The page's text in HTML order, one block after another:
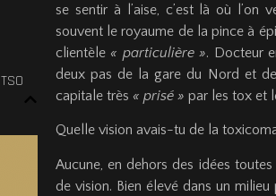
TSO
se sentir à l’aise, c’est là où l’on
souvent le royaume de la pince à
clientèle « particulière ». Docteur
deux pas de la gare du Nord et
capitale très « prisé » par les tox et
Quelle vision avais-tu de la
Aucune, en dehors des idées
de vision. Bien élevé dans un